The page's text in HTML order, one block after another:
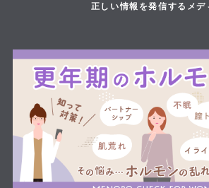
正しい情報を発信するメデ